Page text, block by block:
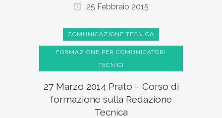
25 Febbraio 2015
COMUNICAZIONE TECNICA
FORMAZIONE PER COMUNICATORI
TECNICI
27 Marzo 2014 Prato – Corso di
formazione sulla Redazione
Tecnica